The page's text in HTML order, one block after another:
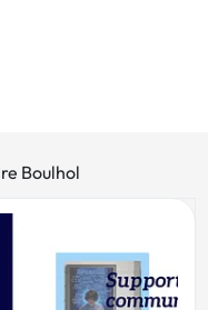
Boulhol